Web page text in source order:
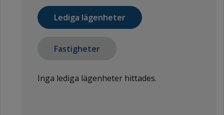
Lediga lägenheter
Fastigheter
Inga lediga lägenheter hittades.